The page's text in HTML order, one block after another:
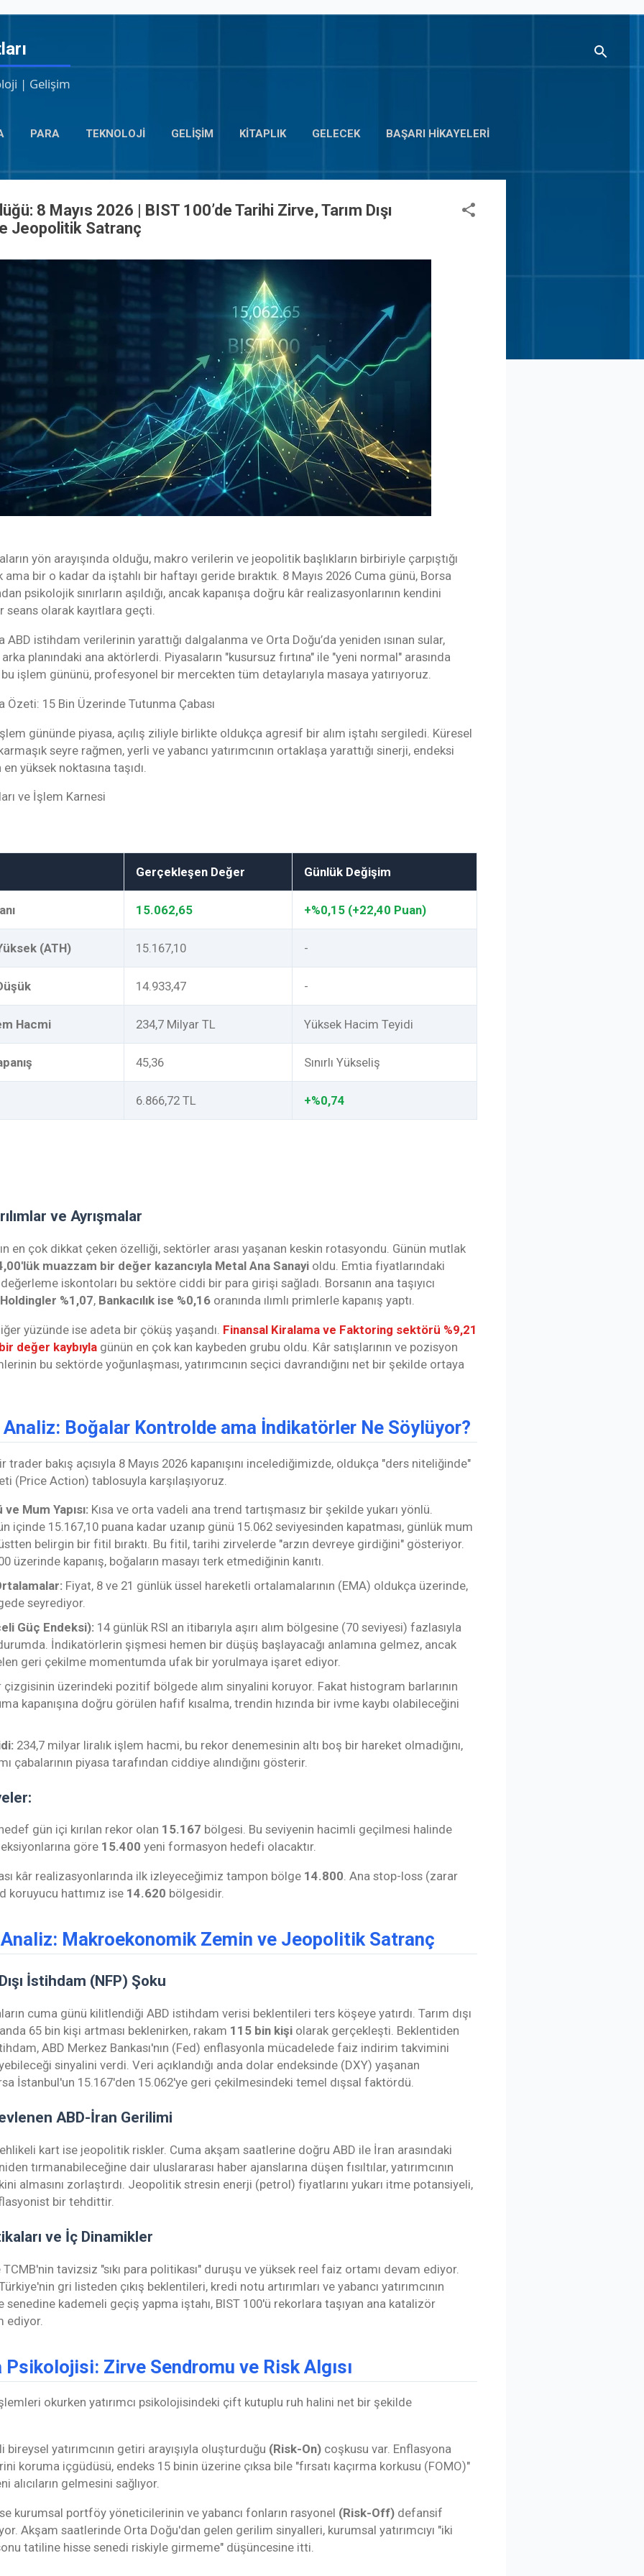
Ana içeriğe atla
| Gelişim
PARA TEKNOLOJI GELIŞIM KITAPLIK GELECEK BAŞARI HIKAYELERI
8 Mayıs 2026 | BIST 100’de Tarihi Zirve, Tarım Dışı
Jeopolitik Satranç
yön arayışında olduğu, makro verilerin ve jeopolitik başlıkların birbiriyle çarpıştığı
bir o kadar da iştahlı bir haftayı geride bıraktık. 8 Mayıs 2026 Cuma günü, Borsa
psikolojik sınırların aşıldığı, ancak kapanışa doğru kâr realizasyonlarının kendini
seans olarak kayıtlara geçti.
istihdam verilerinin yarattığı dalgalanma ve Orta Doğu’da yeniden ısınan sular,
planındaki ana aktörlerdi. Piyasaların "kusursuz fırtına" ile "yeni normal" arasında
bu işlem gününü, profesyonel bir mercekten tüm detaylarıyla masaya yatırıyoruz.
Özeti: 15 Bin Üzerinde Tutunma Çabası
gününde piyasa, açılış ziliyle birlikte oldukça agresif bir alım iştahı sergiledi. Küresel
seyre rağmen, yerli ve yabancı yatırımcının ortaklaşa yarattığı sinerji, endeksi
yüksek noktasına taşıdı.
ve İşlem Karnesi
Gerçekleşen Değer Günlük Değişim
15.062,65 +%0,15 (+22,40 Puan)
(ATH) 15.167,10 -
14.933,47 -
Hacmi 234,7 Milyar TL Yüksek Hacim Teyidi
45,36 Sınırlı Yükseliş
6.866,72 TL +%0,74
ve Ayrışmalar
en çok dikkat çeken özelliği, sektörler arası yaşanan keskin rotasyondu. Günün mutlak
muazzam bir değer kazancıyla Metal Ana Sanayi oldu. Emtia fiyatlarındaki
iskontoları bu sektöre ciddi bir para girişi sağladı. Borsanın ana taşıyıcı
Holdingler %1,07, Bankacılık ise %0,16 oranında ılımlı primlerle kapanış yaptı.
yüzünde ise adeta bir çöküş yaşandı. Finansal Kiralama ve Faktoring sektörü %9,21
değer kaybıyla günün en çok kan kaybeden grubu oldu. Kâr satışlarının ve pozisyon
bu sektörde yoğunlaşması, yatırımcının seçici davrandığını net bir şekilde ortaya
Analiz: Boğalar Kontrolde ama İndikatörler Ne Söylüyor?
trader bakış açısıyla 8 Mayıs 2026 kapanışını incelediğimizde, oldukça "ders niteliğinde"
(Price Action) tablosuyla karşılaşıyoruz.
Mum Yapısı: Kısa ve orta vadeli ana trend tartışmasız bir şekilde yukarı yönlü.
içinde 15.167,10 puana kadar uzanıp günü 15.062 seviyesinden kapatması, günlük mum
belirgin bir fitil bıraktı. Bu fitil, tarihi zirvelerde "arzın devreye girdiğini" gösteriyor.
üzerinde kapanış, boğaların masayı terk etmediğinin kanıtı.
Fiyat, 8 ve 21 günlük üssel hareketli ortalamalarının (EMA) oldukça üzerinde,
seyrediyor.
Güç Endeksi): 14 günlük RSI an itibarıyla aşırı alım bölgesine (70 seviyesi) fazlasıyla
İndikatörlerin şişmesi hemen bir düşüş başlayacağı anlamına gelmez, ancak
geri çekilme momentumda ufak bir yorulmaya işaret ediyor.
çizgisinin üzerindeki pozitif bölgede alım sinyalini koruyor. Fakat histogram barlarının
kapanışına doğru görülen hafif kısalma, trendin hızında bir ivme kaybı olabileceğini
234,7 milyar liralık işlem hacmi, bu rekor denemesinin altı boş bir hareket olmadığını,
çabalarının piyasa tarafından ciddiye alındığını gösterir.
gün içi kırılan rekor olan 15.167 bölgesi. Bu seviyenin hacimli geçilmesi halinde
göre 15.400 yeni formasyon hedefi olacaktır.
kâr realizasyonlarında ilk izleyeceğimiz tampon bölge 14.800. Ana stop-loss (zarar
koruyucu hattımız ise 14.620 bölgesidir.
Makroekonomik Zemin ve Jeopolitik Satranç
İstihdam (NFP) Şoku
cuma günü kilitlendiği ABD istihdam verisi beklentileri ters köşeye yatırdı. Tarım dışı
65 bin kişi artması beklenirken, rakam 115 bin kişi olarak gerçekleşti. Beklentiden
ABD Merkez Bankası'nın (Fed) enflasyonla mücadelede faiz indirim takvimini
sinyalini verdi. Veri açıklandığı anda dolar endeksinde (DXY) yaşanan
İstanbul'un 15.167'den 15.062'ye geri çekilmesindeki temel dışsal faktördü.
ABD-İran Gerilimi
kart ise jeopolitik riskler. Cuma akşam saatlerine doğru ABD ile İran arasındaki
tırmanabileceğine dair uluslararası haber ajanslarına düşen fısıltılar, yatırımcının
almasını zorlaştırdı. Jeopolitik stresin enerji (petrol) fiyatlarını yukarı itme potansiyeli,
bir tehdittir.
ve İç Dinamikler
tavizsiz "sıkı para politikası" duruşu ve yüksek reel faiz ortamı devam ediyor.
gri listeden çıkış beklentileri, kredi notu artırımları ve yabancı yatırımcının
senedine kademeli geçiş yapma iştahı, BIST 100'ü rekorlara taşıyan ana katalizör
ediyor.
Zirve Sendromu ve Risk Algısı
okurken yatırımcı psikolojisindeki çift kutuplu ruh halini net bir şekilde
yatırımcının getiri arayışıyla oluşturduğu (Risk-On) coşkusu var. Enflasyona
koruma içgüdüsü, endeks 15 binin üzerine çıksa bile "fırsatı kaçırma korkusu (FOMO)"
alıcıların gelmesini sağlıyor.
kurumsal portföy yöneticilerinin ve yabancı fonların rasyonel (Risk-Off) defansif
Akşam saatlerinde Orta Doğu'dan gelen gerilim sinyalleri, kurumsal yatırımcıyı "iki
tatiline hisse senedi riskiyle girmeme" düşüncesine itti.